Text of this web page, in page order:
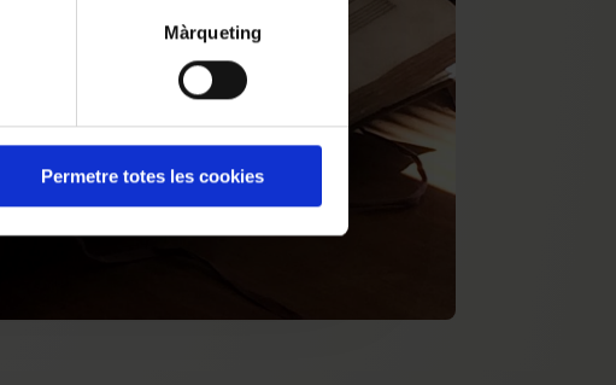
Màrqueting
Permetre totes les cookies